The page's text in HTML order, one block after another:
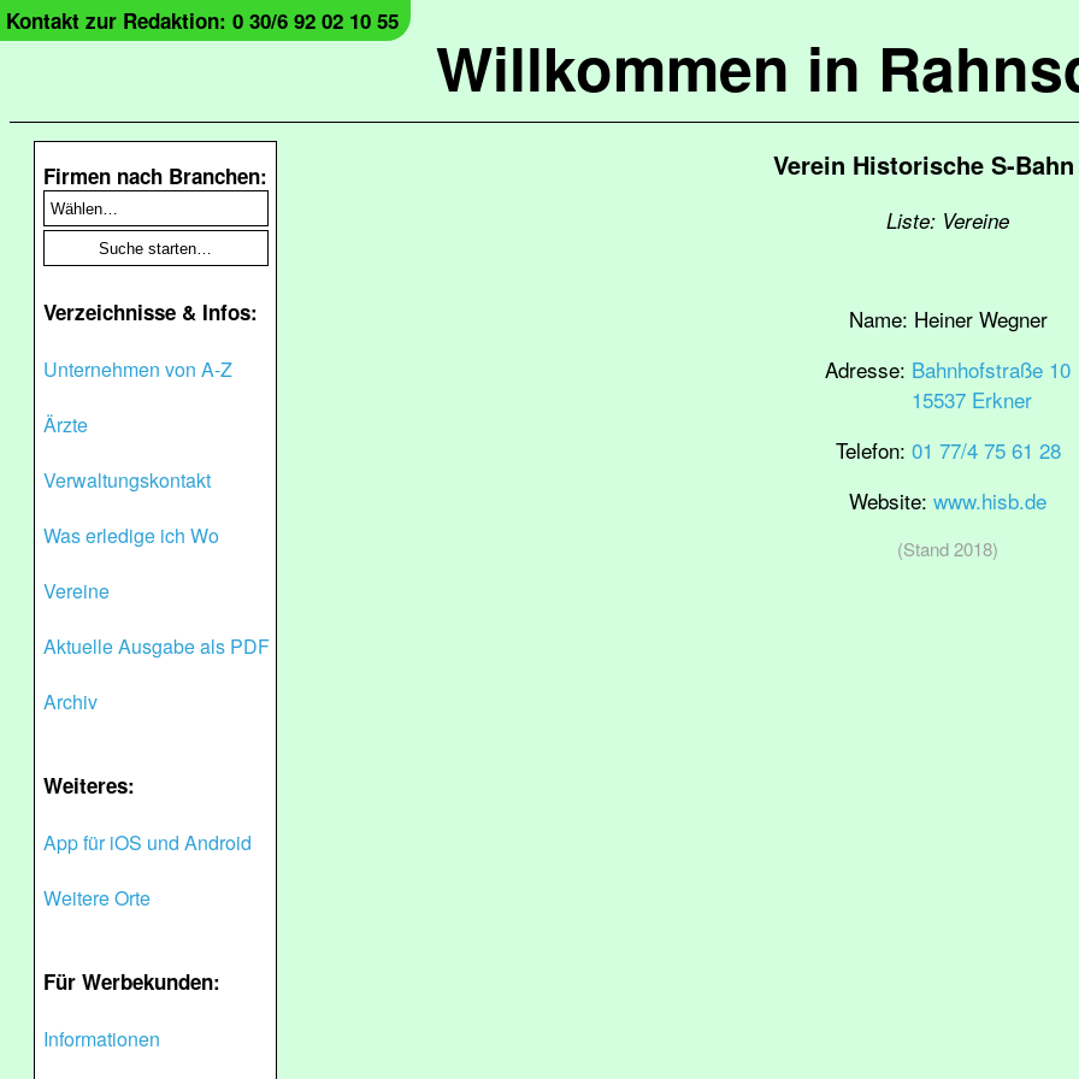
Willkommen in
Kontakt zur Redaktion: 0 30/6 92 02 10 55
Firmen nach Branchen:
Verzeichnisse & Infos:
Unternehmen von A-Z
Ärzte
Verwaltungskontakt
Was erledige ich Wo
Vereine
Aktuelle Ausgabe als PDF
Archiv
Weiteres:
App für iOS und Android
Weitere Orte
Für Werbekunden:
Informationen
Verein Historische S-Bahn
Liste: Vereine
Name: Heiner Wegner
Adresse: Bahnhofstraße 10
15537 Erkner
Telefon: 01 77/4 75 61 28
Website: www.hisb.de
(Stand 2018)